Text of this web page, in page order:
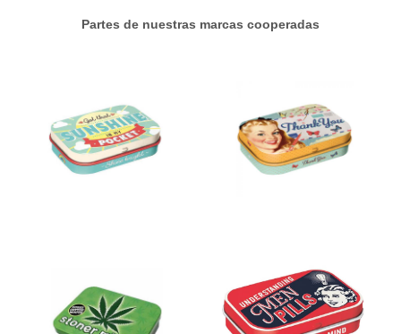
Partes de nuestras marcas cooperadas